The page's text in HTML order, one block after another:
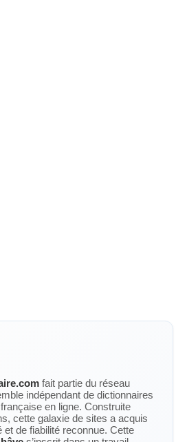
fait partie du réseau
indépendant de dictionnaires
en ligne. Construite
cette galaxie de sites a acquis
et de fiabilité reconnue. Cette